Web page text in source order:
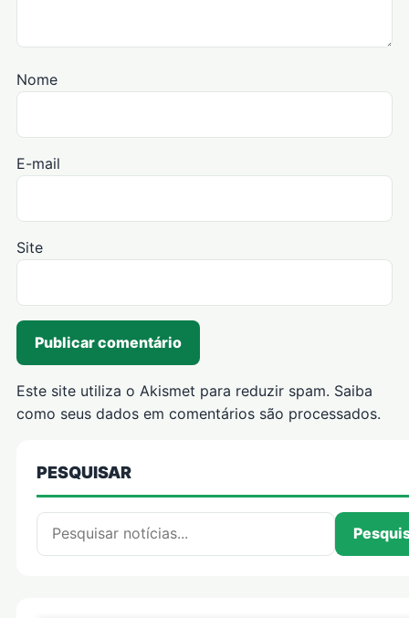
Nome
E-mail
Site
Este site utiliza o Akismet para reduzir spam. Saiba
como seus dados em comentários são processados.
PESQUISAR
Pesquisar por: